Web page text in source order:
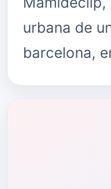
urbana de
barcelona,